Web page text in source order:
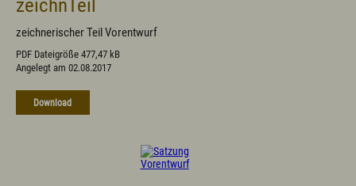
zeichnTeil
zeichnerischer Teil Vorentwurf
PDF Dateigröße 477,47 kB
Angelegt am 02.08.2017
Download